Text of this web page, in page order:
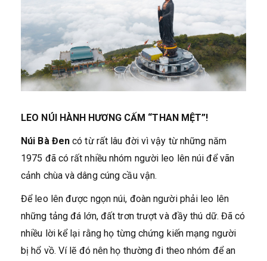
LEO NÚI HÀNH HƯƠNG CẤM “THAN MỆT”!
Núi Bà Đen có từ rất lâu đời vì vậy từ những năm
1975 đã có rất nhiều nhóm người leo lên núi để vãn
cảnh chùa và dâng cúng cầu vận.
Để leo lên được ngọn núi, đoàn người phải leo lên
những tảng đá lớn, đất trơn trượt và đầy thú dữ. Đã có
nhiều lời kể lại rằng họ từng chứng kiến mạng người
bị hổ vồ. Ví lẽ đó nên họ thường đi theo nhóm để an